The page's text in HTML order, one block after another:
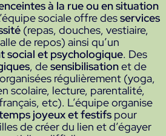
à la rue ou en situation
sociale offre desservices
(repas, douches, vestiaire,
de repos) ainsi qu’un
social et psychologique. Des
, desensibilisationet de
régulièrement (yoga,
scolaire, lecture, parentalité,
etc). L’équipe organise
joyeux et festifspour
de créer du lien et d’égayer